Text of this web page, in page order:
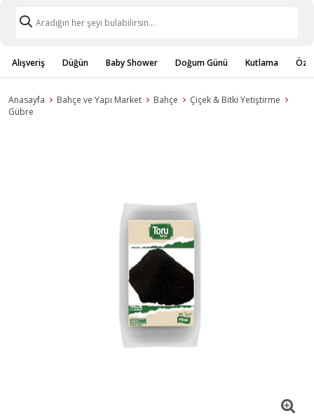
Alışveriş Düğün Baby Shower Doğum Günü Kutlama
Anasayfa Bahçe ve Yapı Market Bahçe
Çiçek & Bitki Yetiştirme
Gübre